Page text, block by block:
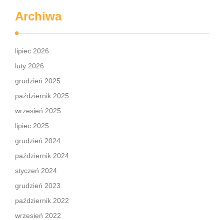
Archiwa
lipiec 2026
luty 2026
grudzień 2025
październik 2025
wrzesień 2025
lipiec 2025
grudzień 2024
październik 2024
styczeń 2024
grudzień 2023
październik 2022
wrzesień 2022